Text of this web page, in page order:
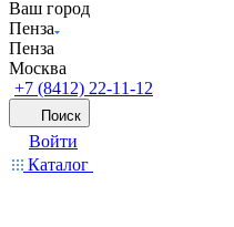
Ваш город
Пенза
Пенза
Москва
+7 (8412) 22-11-12
Поиск
Войти
Каталог